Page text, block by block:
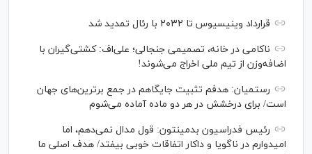
قرارداد وینیسیوس تا ۲۰۳۲ با رئال‌ تمدید شد
ناکامی در خانه، تصمیمی جنجالی؛ علی‌اف: کشتی‌گیران با
اضافه‌وزن از تیم ملی اخراج می‌شوند!
رستمیان: هدفم تثبیت جایگاهم در جمع برترین‌های جهان
است/ برای درخشش در هر دو ماده آماده می‌شوم
رئیس فدراسیون بدمینتون: قول مدال نمی‌دهم، اما
امیدوارم در ناگویا و داکار اتفاقات خوبی بیفتد/ هدف اصلی ما